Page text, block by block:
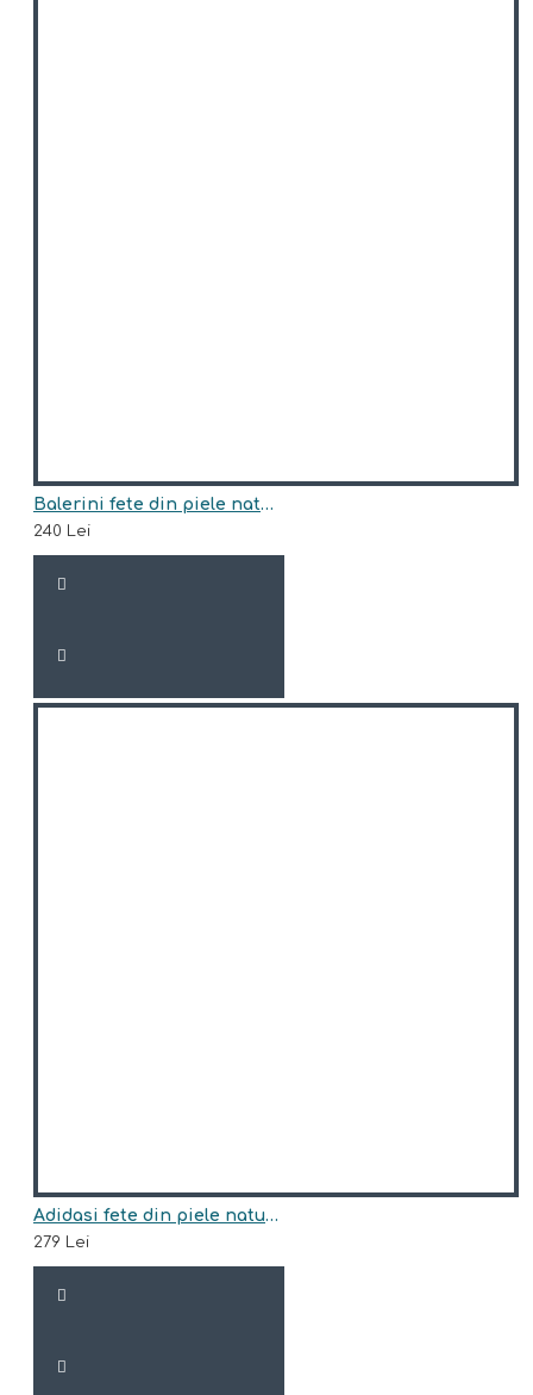
Balerini fete din piele naturala model ISABELLA
240 Lei
Adidasi fete din piele naturala model ANNIS
279 Lei